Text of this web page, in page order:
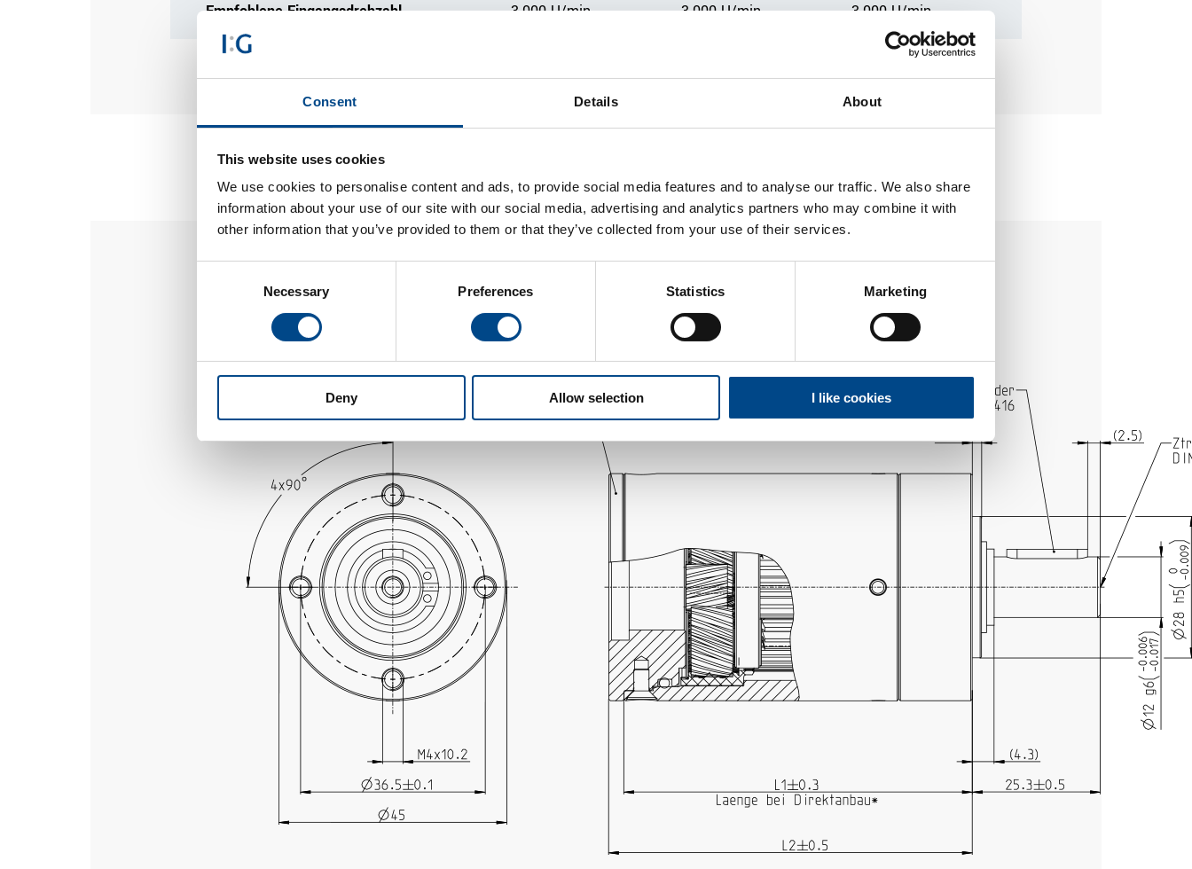
Consent Details About
This website uses cookies
We use cookies to personalise content and ads, to provide social media features and to analyse our traffic. We also share
information about your use of our site with our social media, advertising and analytics partners who may combine it with
other information that you’ve provided to them or that they’ve collected from your use of their services.
Necessary Preferences Statistics Marketing
Deny Allow selection I like cookies
Empfohlene Eingangsdrehzahl 3.000 U/min 3.000 U/min 3.000 U/min